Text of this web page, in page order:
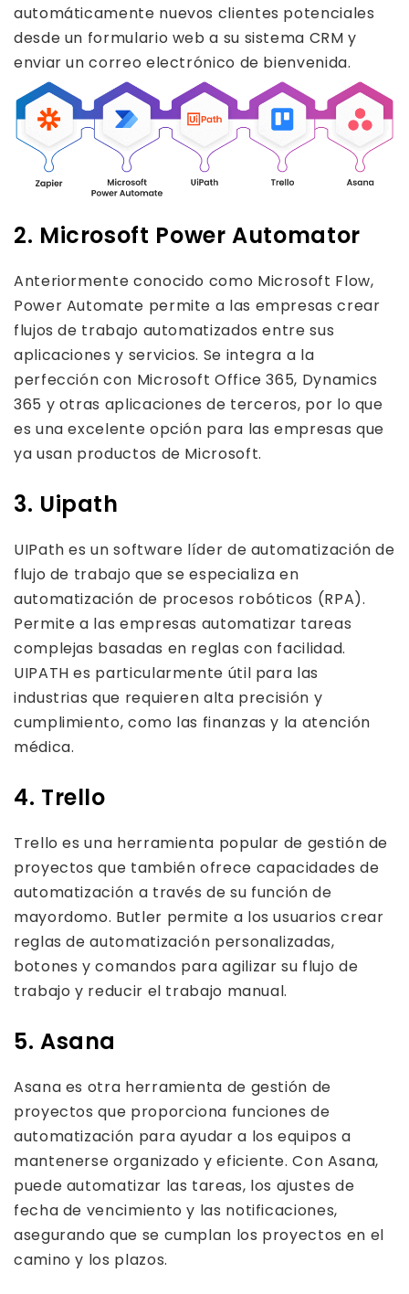
automáticamente nuevos clientes potenciales
desde un formulario web a su sistema CRM y
enviar un correo electrónico de bienvenida.
2. Microsoft Power Automator
Anteriormente conocido como Microsoft Flow,
Power Automate permite a las empresas crear
flujos de trabajo automatizados entre sus
aplicaciones y servicios. Se integra a la
perfección con Microsoft Office 365, Dynamics
365 y otras aplicaciones de terceros, por lo que
es una excelente opción para las empresas que
ya usan productos de Microsoft.
3. Uipath
UIPath es un software líder de automatización de
flujo de trabajo que se especializa en
automatización de procesos robóticos (RPA).
Permite a las empresas automatizar tareas
complejas basadas en reglas con facilidad.
UIPATH es particularmente útil para las
industrias que requieren alta precisión y
cumplimiento, como las finanzas y la atención
médica.
4. Trello
Trello es una herramienta popular de gestión de
proyectos que también ofrece capacidades de
automatización a través de su función de
mayordomo. Butler permite a los usuarios crear
reglas de automatización personalizadas,
botones y comandos para agilizar su flujo de
trabajo y reducir el trabajo manual.
5. Asana
Asana es otra herramienta de gestión de
proyectos que proporciona funciones de
automatización para ayudar a los equipos a
mantenerse organizado y eficiente. Con Asana,
puede automatizar las tareas, los ajustes de
fecha de vencimiento y las notificaciones,
asegurando que se cumplan los proyectos en el
camino y los plazos.